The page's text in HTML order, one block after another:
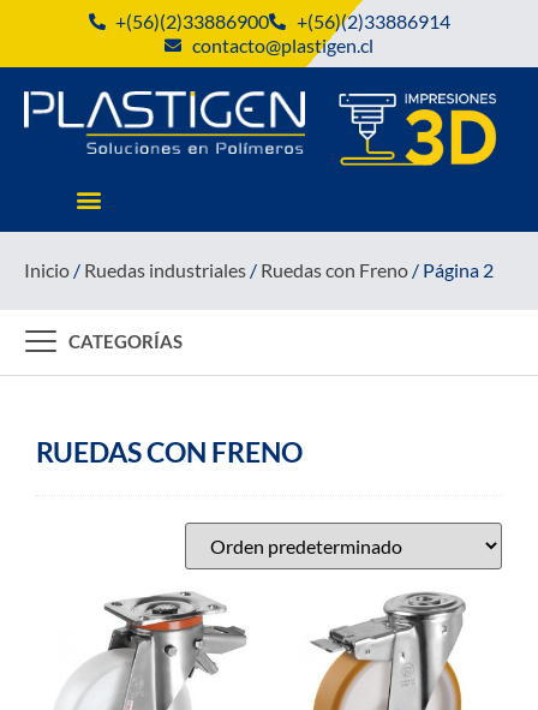
+(56)(2)33886900
+(56)(2)33886914
contacto@plastigen.cl
Inicio / Ruedas industriales / Ruedas con Freno / Página 2
CATEGORÍAS
RUEDAS CON FRENO